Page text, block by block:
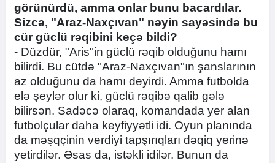
görünürdü, amma onlar bunu bacardılar.
Sizcə, "Araz-Naxçıvan" nəyin sayəsində bu
cür güclü rəqibini keçə bildi?
- Düzdür, "Aris"in güclü rəqib olduğunu hamı
bilirdi. Bu cütdə "Araz-Naxçıvan"ın şanslarının
az olduğunu da hamı deyirdi. Amma futbolda
elə şeylər olur ki, güclü rəqibə qalib gələ
bilirsən. Sadəcə olaraq, komandada yer alan
futbolçular daha keyfiyyətli idi. Oyun planında
da məşqçinin verdiyi tapşırıqları dəqiq yerinə
yetirdilər. Əsas da, istəkli idilər. Bunun da